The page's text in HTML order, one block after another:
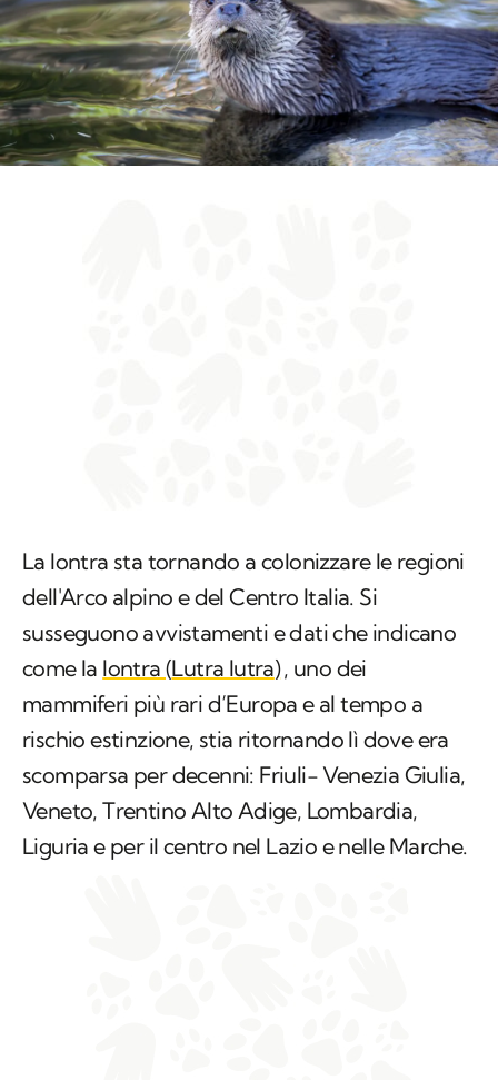
La lontra sta tornando a colonizzare le regioni
dell'Arco alpino e del Centro Italia. Si
susseguono avvistamenti e dati che indicano
come la lontra (Lutra lutra), uno dei
mammiferi più rari d’Europa e al tempo a
rischio estinzione, stia ritornando lì dove era
scomparsa per decenni: Friuli- Venezia Giulia,
Veneto, Trentino Alto Adige, Lombardia,
Liguria e per il centro nel Lazio e nelle Marche.